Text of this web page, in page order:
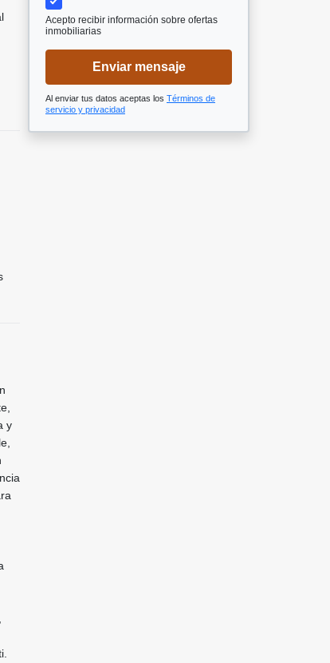
y
Acepto recibir información sobre ofertas
inmobiliarias
Enviar mensaje
Al enviar tus datos aceptas los Términos de
servicio y privacidad